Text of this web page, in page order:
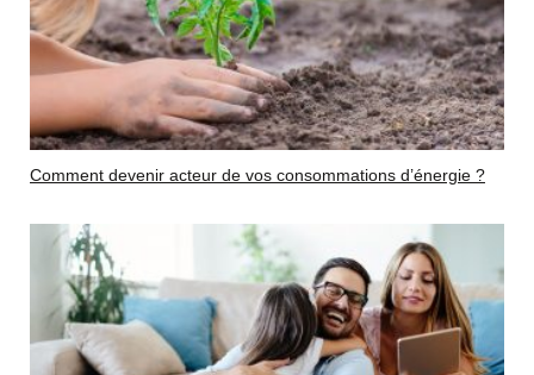
Comment devenir acteur de vos consommations d’énergie ?